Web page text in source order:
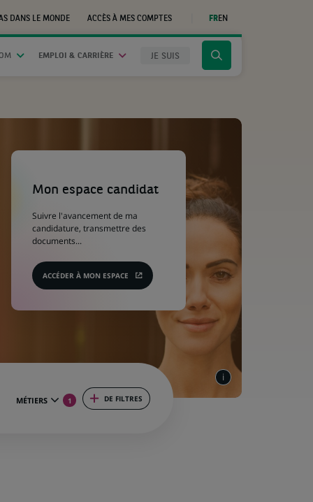
DANS LE MONDE
ACCÈS À MES COMPTES
LIEN
DANS
UN
FREN
EMPLOI & CARRIÈRE JE SUIS
Cliquer
moteur
Mon espace candidat
Suivre l'avancement de ma
candidature, transmettre des
documents...
ACCÉDER À MON ESPACE
(Ce
s'ouvre
dans
nouvel
onglet)
MÉTIERS 1 DE FILTRES